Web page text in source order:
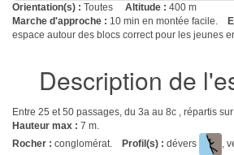
Orientation(s) : Toutes Altitude : 400 m
Marche d'approche : 10 min en montée facile.
espace autour des blocs correct pour les jeunes
Description de
Entre 25 et 50 passages, du 3a au 8c , répartis
Hauteur max : 7 m.
Rocher : conglomérat. Profil(s) : dévers ,